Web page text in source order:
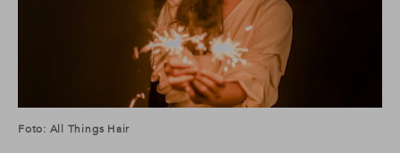
Foto: All Things Hair